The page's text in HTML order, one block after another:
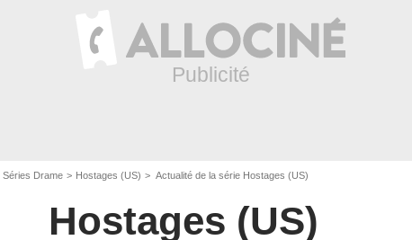
Séries Drame Hostages (US) Actualité de la série Hostages (US)
Hostages (US)